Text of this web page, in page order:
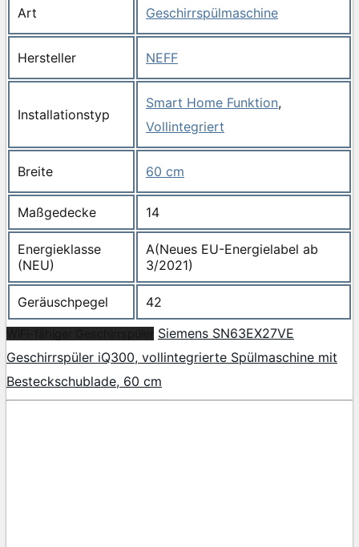
Art Geschirrspülmaschine
Hersteller NEFF
Installationstyp
Smart Home Funktion,
Vollintegriert
Breite 60 cm
Maßgedecke 14
Energieklasse
(NEU)
A(Neues EU-Energielabel ab
3/2021)
Geräuschpegel 42
Siemens SN63EX27VE
Geschirrspüler iQ300, vollintegrierte Spülmaschine mit
Besteckschublade, 60 cm